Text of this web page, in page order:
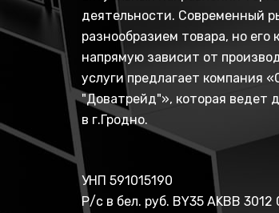
деятельности. Современный
разнообразием товара, но его
напрямую зависит от
услуги предлагает компания
"Доватрейд"», которая ведет
в г.Гродно.
УНП 591015190
Р/с в бел. руб. BY35 AKBB